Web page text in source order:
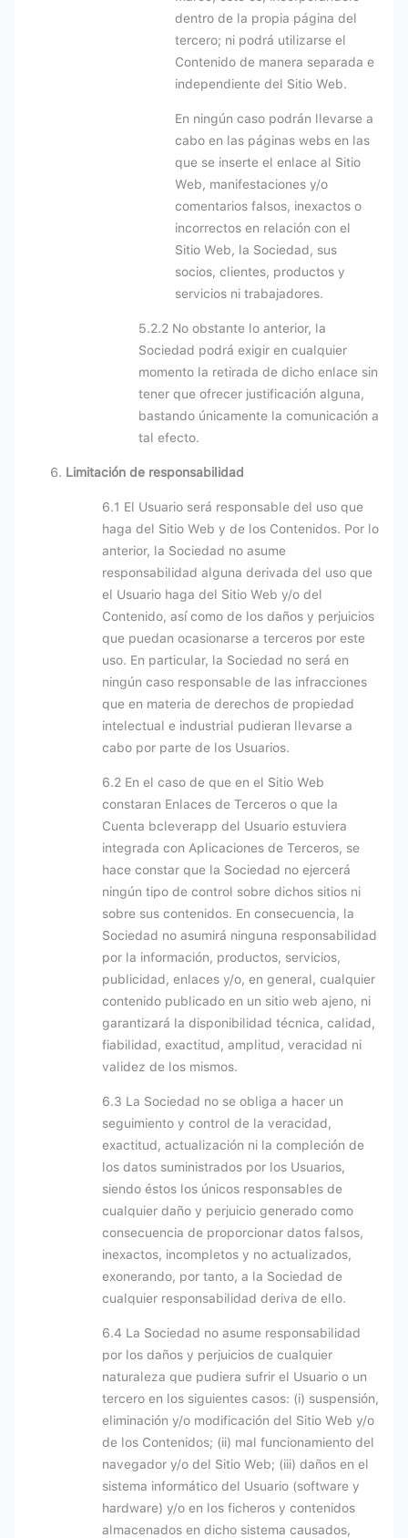
dentro de la propia página del
tercero; ni podrá utilizarse el
Contenido de manera separada e
independiente del Sitio Web.
En ningún caso podrán llevarse a
cabo en las páginas webs en las
que se inserte el enlace al Sitio
Web, manifestaciones y/o
comentarios falsos, inexactos o
incorrectos en relación con el
Sitio Web, la Sociedad, sus
socios, clientes, productos y
servicios ni trabajadores.
5.2.2 No obstante lo anterior, la
Sociedad podrá exigir en cualquier
momento la retirada de dicho enlace sin
tener que ofrecer justificación alguna,
bastando únicamente la comunicación a
tal efecto.
Limitación de responsabilidad
6.1 El Usuario será responsable del uso que
haga del Sitio Web y de los Contenidos. Por lo
anterior, la Sociedad no asume
responsabilidad alguna derivada del uso que
el Usuario haga del Sitio Web y/o del
Contenido, así como de los daños y perjuicios
que puedan ocasionarse a terceros por este
uso. En particular, la Sociedad no será en
ningún caso responsable de las infracciones
que en materia de derechos de propiedad
intelectual e industrial pudieran llevarse a
cabo por parte de los Usuarios.
6.2 En el caso de que en el Sitio Web
constaran Enlaces de Terceros o que la
Cuenta bcleverapp del Usuario estuviera
integrada con Aplicaciones de Terceros, se
hace constar que la Sociedad no ejercerá
ningún tipo de control sobre dichos sitios ni
sobre sus contenidos. En consecuencia, la
Sociedad no asumirá ninguna responsabilidad
por la información, productos, servicios,
publicidad, enlaces y/o, en general, cualquier
contenido publicado en un sitio web ajeno, ni
garantizará la disponibilidad técnica, calidad,
fiabilidad, exactitud, amplitud, veracidad ni
validez de los mismos.
6.3 La Sociedad no se obliga a hacer un
seguimiento y control de la veracidad,
exactitud, actualización ni la compleción de
los datos suministrados por los Usuarios,
siendo éstos los únicos responsables de
cualquier daño y perjuicio generado como
consecuencia de proporcionar datos falsos,
inexactos, incompletos y no actualizados,
exonerando, por tanto, a la Sociedad de
cualquier responsabilidad deriva de ello.
6.4 La Sociedad no asume responsabilidad
por los daños y perjuicios de cualquier
naturaleza que pudiera sufrir el Usuario o un
tercero en los siguientes casos: (i) suspensión,
eliminación y/o modificación del Sitio Web y/o
de los Contenidos; (ii) mal funcionamiento del
navegador y/o del Sitio Web; (iii) daños en el
sistema informático del Usuario (software y
hardware) y/o en los ficheros y contenidos
almacenados en dicho sistema causados,